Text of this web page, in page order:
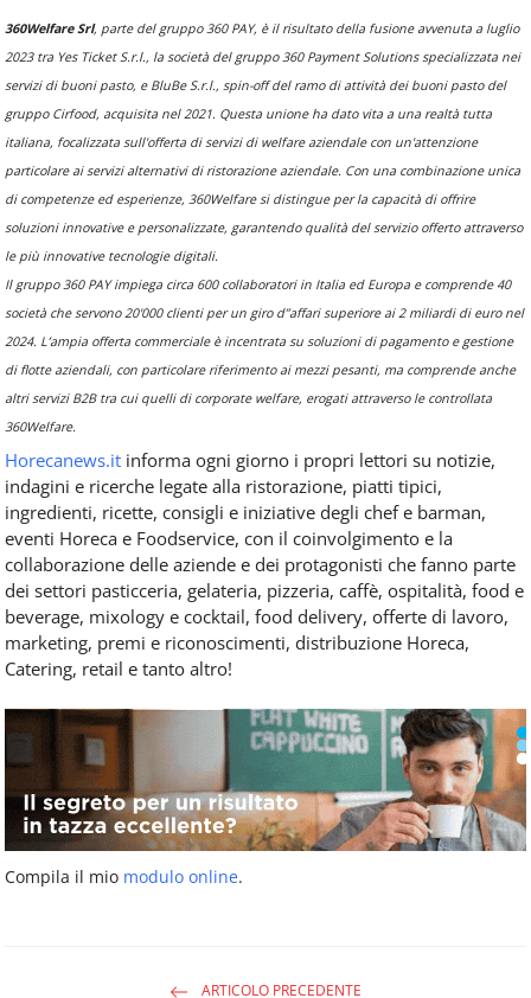
360Welfare Srl, parte del gruppo 360 PAY, è il risultato della fusione avvenuta a luglio
2023 tra Yes Ticket S.r.l., la società del gruppo 360 Payment Solutions specializzata nei
servizi di buoni pasto, e BluBe S.r.l., spin-off del ramo di attività dei buoni pasto del
gruppo Cirfood, acquisita nel 2021. Questa unione ha dato vita a una realtà tutta
italiana, focalizzata sull'offerta di servizi di welfare aziendale con un'attenzione
particolare ai servizi alternativi di ristorazione aziendale. Con una combinazione unica
di competenze ed esperienze, 360Welfare si distingue per la capacità di offrire
soluzioni innovative e personalizzate, garantendo qualità del servizio offerto attraverso
le più innovative tecnologie digitali.
Il gruppo 360 PAY impiega circa 600 collaboratori in Italia ed Europa e comprende 40
società che servono 20'000 clienti per un giro d’’affari superiore ai 2 miliardi di euro nel
2024. L’ampia offerta commerciale è incentrata su soluzioni di pagamento e gestione
di flotte aziendali, con particolare riferimento ai mezzi pesanti, ma comprende anche
altri servizi B2B tra cui quelli di corporate welfare, erogati attraverso le controllata
360Welfare.
Horecanews.it informa ogni giorno i propri lettori su notizie,
indagini e ricerche legate alla ristorazione, piatti tipici,
ingredienti, ricette, consigli e iniziative degli chef e barman,
eventi Horeca e Foodservice, con il coinvolgimento e la
collaborazione delle aziende e dei protagonisti che fanno parte
dei settori pasticceria, gelateria, pizzeria, caffè, ospitalità, food e
beverage, mixology e cocktail, food delivery, offerte di lavoro,
marketing, premi e riconoscimenti, distribuzione Horeca,
Catering, retail e tanto altro!
Compila il mio modulo online.
ARTICOLO PRECEDENTE